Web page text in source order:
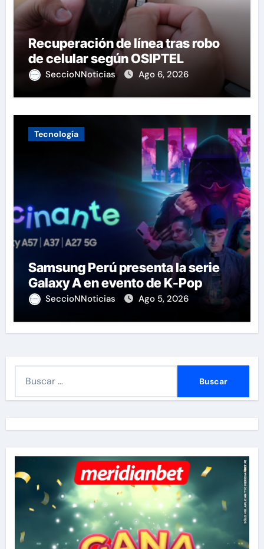
Recuperación de línea tras robo
de celular según OSIPTEL
SeccioNNoticias Ago 6, 2026
Tecnología
Samsung Perú presenta la serie
Galaxy A en evento de K-Pop
SeccioNNoticias Ago 5, 2026
r
: